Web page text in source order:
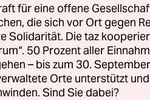
es das Land mit dem
erklärten Zielen der
bin Salman, der De-
seine Heimat seit 2016 zu
für eine offene
die sich vor Ort gegen
Solidarität. Die taz
50 Prozent aller
– bis zum 30.
Orte unterstützt
Sind Sie dabei?